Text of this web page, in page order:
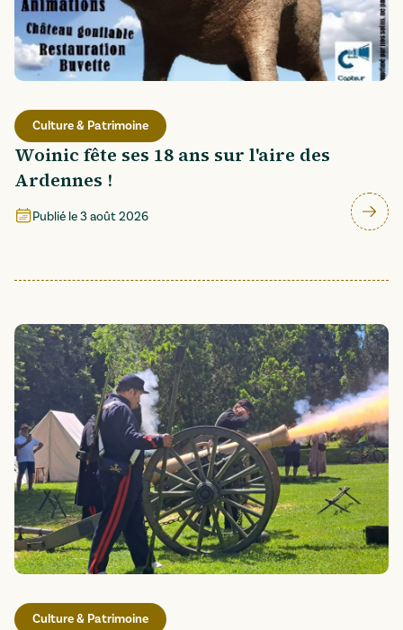
Culture & Patrimoine
Woinic fête ses 18 ans sur l'aire des
Ardennes !
Publié le3 août 2026
Culture & Patrimoine